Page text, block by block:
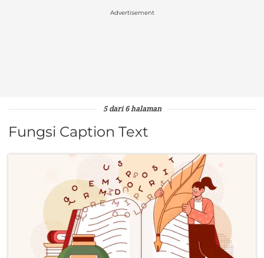
Advertisement
5 dari 6 halaman
Fungsi Caption Text